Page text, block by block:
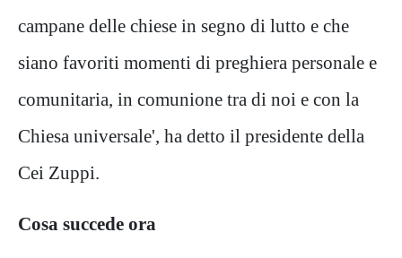
campane delle chiese in segno di lutto e che
siano favoriti momenti di preghiera personale e
comunitaria, in comunione tra di noi e con la
Chiesa universale', ha detto il presidente della
Cei Zuppi.
Cosa succede ora